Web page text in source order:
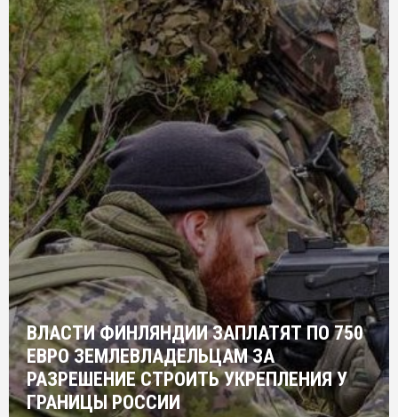
ВЛАСТИ ФИНЛЯНДИИ ЗАПЛАТЯТ ПО 750
ЕВРО ЗЕМЛЕВЛАДЕЛЬЦАМ ЗА
РАЗРЕШЕНИЕ СТРОИТЬ УКРЕПЛЕНИЯ У
ГРАНИЦЫ РОССИИ